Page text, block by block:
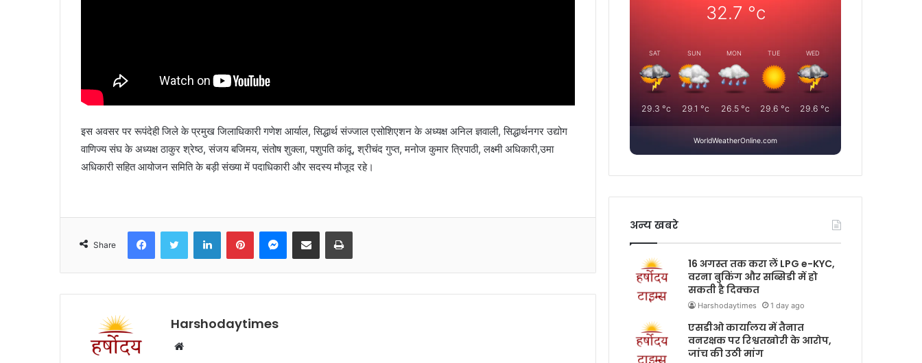
इस अवसर पर रूपंदेही जिले के प्रमुख जिलाधिकारी गणेश आर्याल, सिद्धार्थ संज्जाल एसोशिएशन के अध्यक्ष अनिल ज्ञवाली, सिद्धार्थनगर उद्योग
वाणिज्य संघ के अध्यक्ष ठाकुर श्रेष्ठ, संजय बजिमय, संतोष शुक्ला, पशुपति कांदू, श्रीचंद गुप्त, मनोज कुमार त्रिपाठी, लक्ष्मी अधिकारी,उमा
अधिकारी सहित आयोजन समिति के बड़ी संख्या में पदाधिकारी और सदस्य मौजूद रहे।
Share
FacebookTwitter LinkedInPinterestMessenger
Share via Email Print
Harshodaytimes
Website
32.7 °c
SAT
29.3 °c
SUN
29.1 °c
MON
26.5°c
TUE
29.6 °c
WED
29.6 °c
WorldWeatherOnline.com
अन्य खबरे
16 अगस्त तक करा लें LPG e-KYC,
वरना बुकिंग और सब्सिडी में हो
सकती है दिक्कत
Harshodaytimes 1 day ago
एसडीओ कार्यालय में तैनात
वनरक्षक पर रिश्वतखोरी के आरोप,
जांच की उठी मांग